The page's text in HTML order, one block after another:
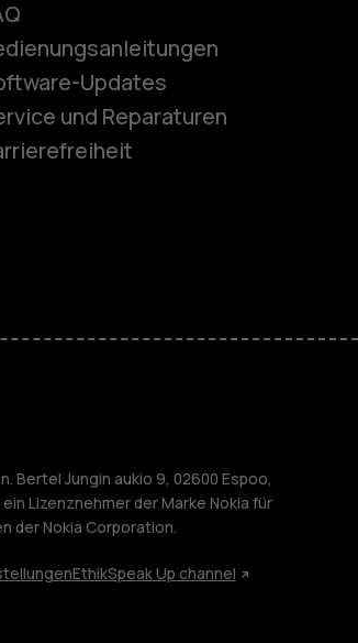
Updates
und Reparaturen
Bertel Jungin aukio 9, 02600 Espoo,
Lizenznehmer der Marke Nokia für
der Nokia Corporation.
EthikSpeak Up channel